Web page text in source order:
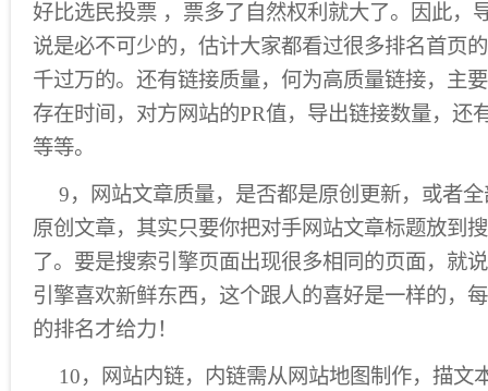
好比选民投票 ，票多了自然权利就大了。因此，
说是必不可少的，估计大家都看过很多排名首页
千过万的。还有链接质量，何为高质量链接，主
存在时间，对方网站的PR值，导出链接数量，还
等等。
9，网站文章质量，是否都是原创更新，或者
原创文章，其实只要你把对手网站文章标题放到
了。要是搜索引擎页面出现很多相同的页面，就
引擎喜欢新鲜东西，这个跟人的喜好是一样的，
的排名才给力！
10，网站内链，内链需从网站地图制作，描文